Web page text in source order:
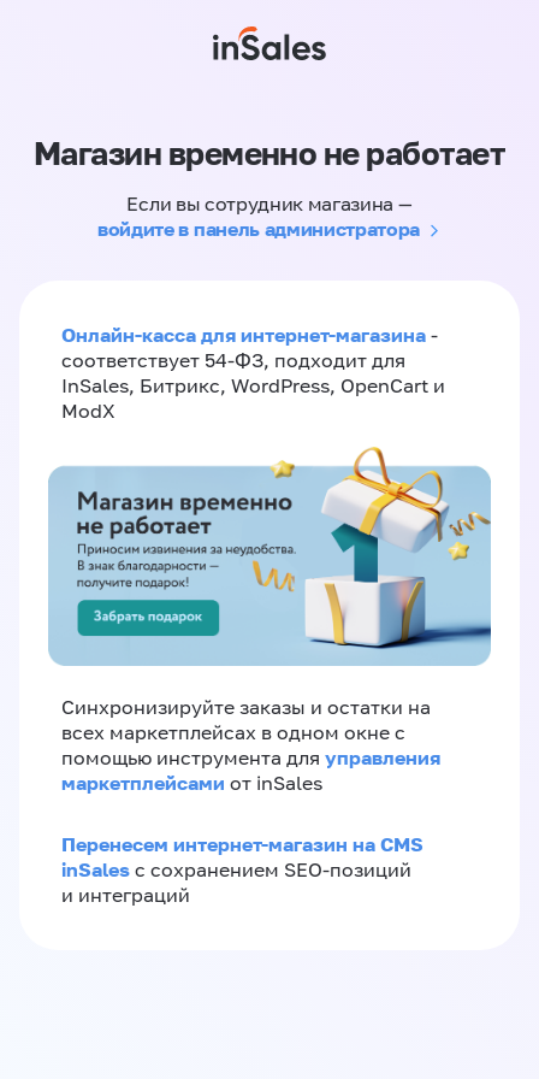
Магазин временно не работает
Если вы сотрудник магазина —
войдите в панель администратора
Онлайн-касса для интернет-магазина -
соответствует 54-ФЗ, подходит для
InSales, Битрикс, WordPress, OpenCart и
ModX
Синхронизируйте заказы и остатки на
всех маркетплейсах в одном окне с
помощью инструмента для управления
маркетплейсами от inSales
Перенесем интернет-магазин на CMS
inSales с сохранением SEO-позиций
и интеграций